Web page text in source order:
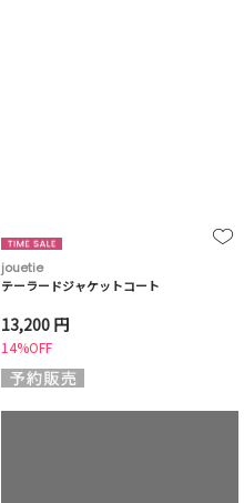
jouetie
テーラードジャケットコート
13,200 円
14%OFF